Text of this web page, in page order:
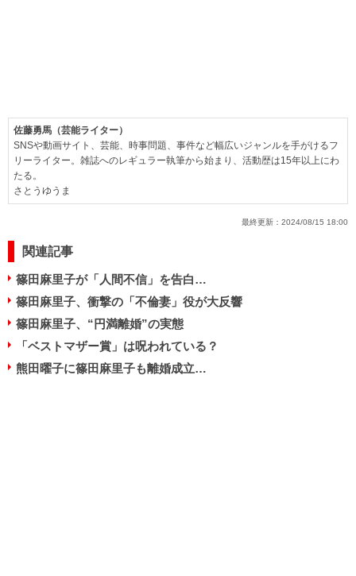
佐藤勇馬（芸能ライター）
SNSや動画サイト、芸能、時事問題、事件など幅広いジャンルを手がけるフ
リーライター。雑誌へのレギュラー執筆から始まり、活動歴は15年以上にわ
たる。
さとうゆうま
最終更新： 2024/08/15 18:00
関連記事
篠田麻里子が「人間不信」を告白…
篠田麻里子、衝撃の「不倫妻」役が大反響
篠田麻里子、“円満離婚”の実態
「ベストマザー賞」は呪われている？
熊田曜子に篠田麻里子も離婚成立…